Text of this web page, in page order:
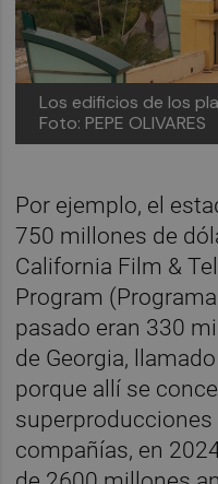
Los edificios de los
Foto: PEPE OLIVARES
Por ejemplo, el
750 millones de
California Film &
Program
pasado eran 330
de Georgia,
porque allí se
superproducciones
compañías, en